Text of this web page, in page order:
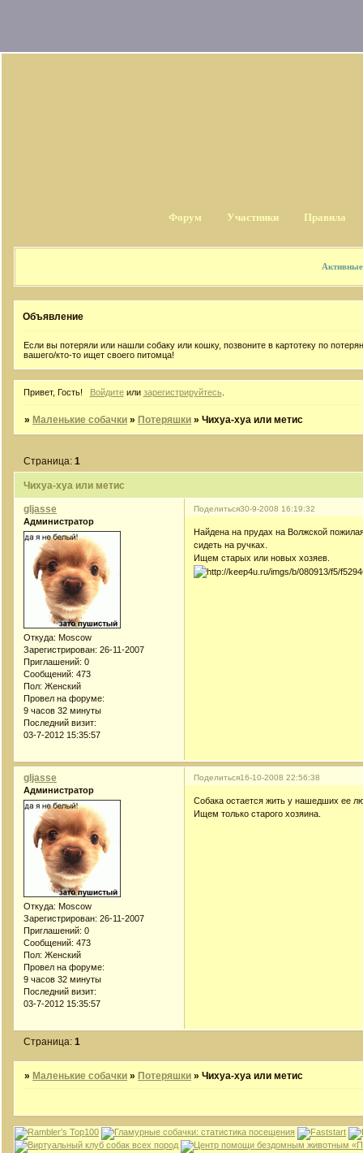
Форум Участники Правила
Объявление
Если вы потеряли или нашли собаку или кошку, позвоните в картотеку по
вашего/кто-то ищет своего питомца!
Привет, Гость! Войдитеили зарегистрируйтесь
» Маленькие собачки » Потеряшки »Чихуа-хуа или метис
Чихуа-хуа или метис
Страница:1
Поделиться30-9-2008 16:19:32
gljasse
Администратор
Откуда: Moscow
Зарегистрирован: 26-11-2007
Приглашений: 0
Сообщений: 473
Пол: Женский
Провел на форуме:
9 часов 32 минуты
Последний визит:
03-7-2012 15:35:57
Найдена на прудах на Волжской
сидеть на ручках.
Ищем старых или новых хозяев.
Поделиться16-10-2008 22:56:38
gljasse
Администратор
Откуда: Moscow
Зарегистрирован: 26-11-2007
Приглашений: 0
Сообщений: 473
Пол: Женский
Провел на форуме:
9 часов 32 минуты
Последний визит:
03-7-2012 15:35:57
Собака остается жить у нашедших ее
Ищем только старого хозяина.
Страница:1
» Маленькие собачки » Потеряшки »Чихуа-хуа или метис